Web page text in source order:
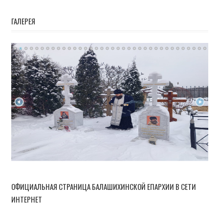
ГАЛЕРЕЯ
ОФИЦИАЛЬНАЯ СТРАНИЦА БАЛАШИХИНСКОЙ ЕПАРХИИ В СЕТИ
ИНТЕРНЕТ